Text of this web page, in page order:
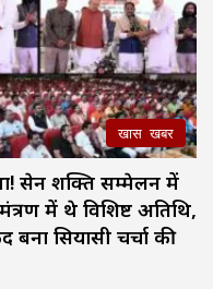
खास खबर
सेन शक्ति सम्मेलन में
में थे विशिष्ट अतिथि,
बना सियासी चर्चा की